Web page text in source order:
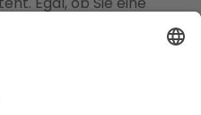
werden müssen oder
ums Abschleppen
schnell
Verlassen Sie sich auf